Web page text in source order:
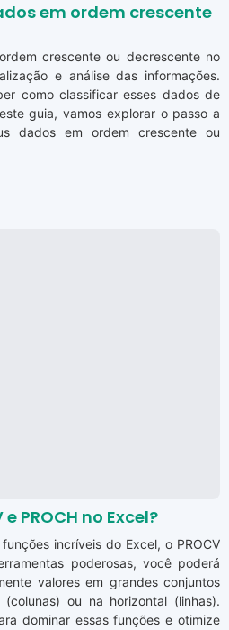
em ordem crescente
crescente ou decrescente no
e análise das informações.
como classificar esses dados de
guia, vamos explorar o passo a
dados em ordem crescente ou
PROCH no Excel?
incríveis do Excel, o PROCV
poderosas, você poderá
valores em grandes conjuntos
ou na horizontal (linhas).
dominar essas funções e otimize